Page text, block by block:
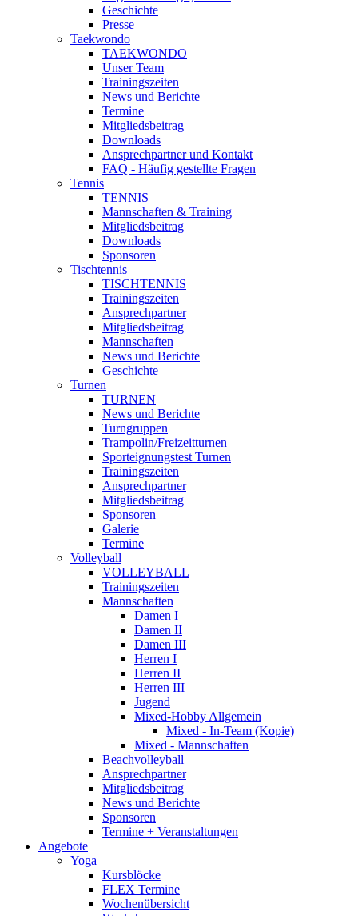
Geschichte
Presse
Taekwondo
TAEKWONDO
Unser Team
Trainingszeiten
News und Berichte
Termine
Mitgliedsbeitrag
Downloads
Ansprechpartner und Kontakt
FAQ - Häufig gestellte Fragen
Tennis
TENNIS
Mannschaften & Training
Mitgliedsbeitrag
Downloads
Sponsoren
Tischtennis
TISCHTENNIS
Trainingszeiten
Ansprechpartner
Mitgliedsbeitrag
Mannschaften
News und Berichte
Geschichte
Turnen
TURNEN
News und Berichte
Turngruppen
Trampolin/Freizeitturnen
Sporteignungstest Turnen
Trainingszeiten
Ansprechpartner
Mitgliedsbeitrag
Sponsoren
Galerie
Termine
Volleyball
VOLLEYBALL
Trainingszeiten
Mannschaften
Damen I
Damen II
Damen III
Herren I
Herren II
Herren III
Jugend
Mixed-Hobby Allgemein
Mixed - In-Team (Kopie)
Mixed - Mannschaften
Beachvolleyball
Ansprechpartner
Mitgliedsbeitrag
News und Berichte
Sponsoren
Termine + Veranstaltungen
Angebote
Yoga
Kursblöcke
FLEX Termine
Wochenübersicht